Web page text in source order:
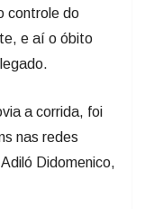
controle do
e aí o óbito
a corrida, foi
nas redes
Didomenico,